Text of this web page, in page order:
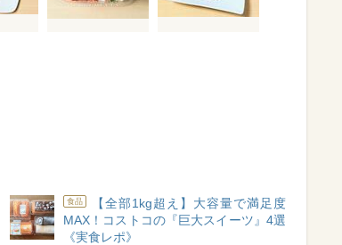
食品
【全部1kg超え】大容量で満足度
MAX！コストコの『巨大スイーツ』4選
《実食レポ》